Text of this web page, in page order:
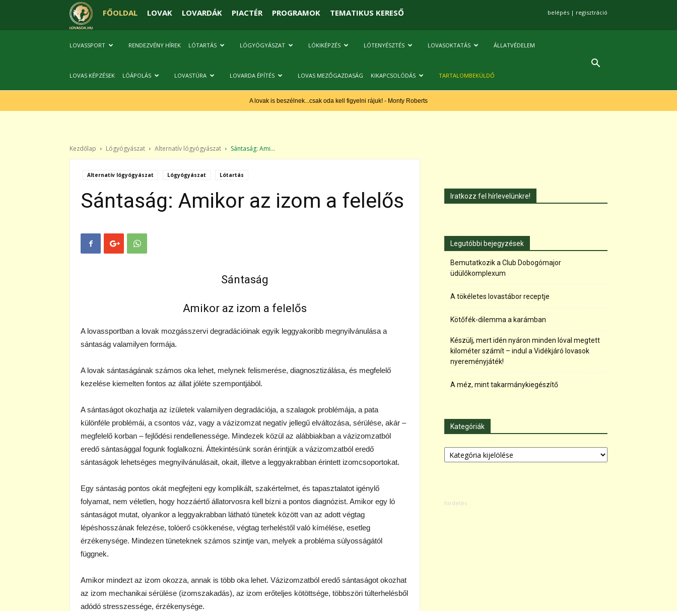
FŐOLDAL LOVAK LOVARDÁK PIACTÉR PROGRAMOK TEMATIKUS KERESŐ belépés | regisztráció
LOVASSPORT RENDEZVÉNY HÍREK LÓTARTÁS LÓGYÓGYÁSZAT LÓKIKÉPZÉS LÓTENYÉSZTÉS LOVASOKTATÁS ÁLLATVÉDELEM
LOVAS KÉPZÉSEK LÓÁPOLÁS LOVASTÚRA LOVARDA ÉPÍTÉS LOVAS MEZŐGAZDASÁG KIKAPCSOLÓDÁS TARTALOMBEKÜLDŐ
A lovak is beszélnek...csak oda kell figyelni rájuk! - Monty Roberts
Kezdőlap Lógyógyászat Alternatív lógyógyászat Sántaság: Ami...
Alternatív lógyógyászat Lógyógyászat Lótartás
Sántaság: Amikor az izom a felelős
Sántaság
Amikor az izom a felelős
A lovassportban a lovak mozgásszervi degradációinak egyik leggyakoribb megnyilvánulása a
sántaság valamilyen formája.
A lovak sántaságának számos oka lehet, melynek felismerése, diagnosztizálása, és megfelelő
kezelése kiemelten fontos az állat jóléte szempontjából.
A sántaságot okozhatja az ízületek valamilyen degradációja, a szalagok problémája, a pata
különféle problémái, a csontos váz, vagy a vázizomzat negatív jellegű elváltozása, sérülése, akár –
megfelelő korban – fejlődési rendellenessége. Mindezek közül az alábbiakban a vázizomzatból
eredő sántasággal fogunk foglalkozni. Áttekintésünk során érintjük a vázizomzatból eredő
sántaságok lehetséges megnyilvánulásait, okait, illetve a leggyakrabban érintett izomcsoportokat.
Egy sántaság pontos okát megfejteni egy komplikált, szakértelmet, és tapasztalatot igénylő
folyamat, nem véletlen, hogy hozzáértő állatorvosra kell bízni a pontos diagnózist. Amikor egy ló
sántaságot mutat, olyankor a leggyakrabban látható tünetek között van az adott végtag
lépéshosszának felezése, tolóerő csökkenése, végtag terheléstől való kímélése, esetleg
érzékenysége. Mindezen tüneteknek számos szintje van, melyek a probléma súlyosságától
függnek.
Amikor mindezt az izom okozza, annak is több oka lehet. Vázizomzatból eredő sántaságot okozhat
az izom mechanikai sérülése (izomszakadás), az izom erőteljes kötöttsége, többszöri túlterhelésből
adódó stresszessége, érzékenysége.
Iratkozz fel hírlevelünkre!
Legutóbbi bejegyzések
Bemutatkozik a Club Dobogómajor
üdülőkomplexum
A tökéletes lovastábor receptje
Kötőfék-dilemma a karámban
Készülj, mert idén nyáron minden lóval megtett
kilométer számít – indul a Vidékjáró lovasok
nyereményjáték!
A méz, mint takarmánykiegészítő
Kategóriák
Kategóriák